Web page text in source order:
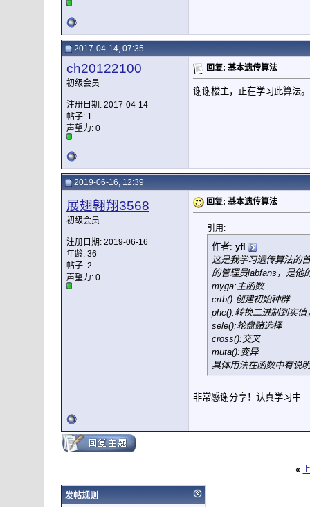
2017-04-14, 07:35
ch20122100
初级会员
注册日期: 2017-04-14
帖子: 1
声望力: 0
回复: 基本遗传算法
谢谢楼主，正在学习此算法。
2019-06-16, 12:39
展翅翱翔3568
初级会员
注册日期: 2019-06-16
年龄: 36
帖子: 2
声望力: 0
回复: 基本遗传算法
引用:
作者: yfl
这是我学习遗传算法的
的管理员labfans，是他
myga:主函数
crtb():创建初始种群
phe():转换二进制到实值
sele():轮盘赌选择
cross():交叉
muta():变异
具体用法在函数中有说明
非常感谢分享！认真学习中
«
发帖规则